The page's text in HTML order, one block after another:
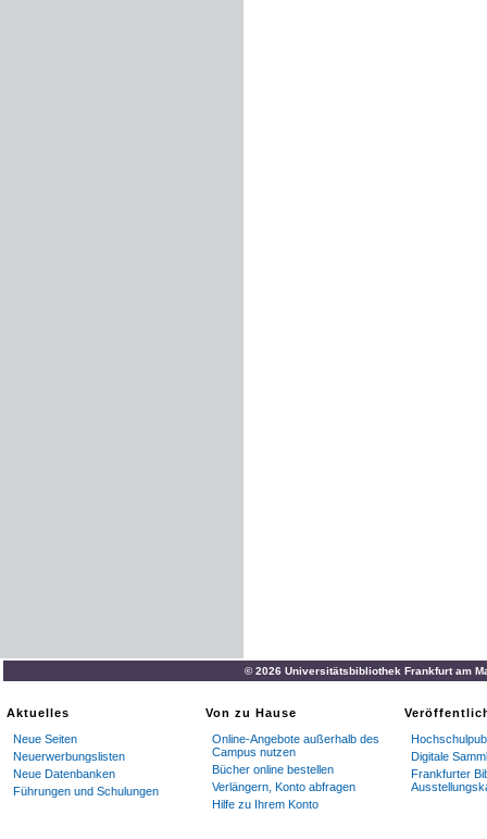
© 2026 Universitätsbibliothek Frankfurt am
Aktuelles
Neue Seiten
Neuerwerbungslisten
Neue Datenbanken
Führungen und Schulungen
Von zu Hause
Online-Angebote außerhalb des
Campus nutzen
Bücher online bestellen
Verlängern, Konto abfragen
Hilfe zu Ihrem Konto
Digitale
Frankfurter